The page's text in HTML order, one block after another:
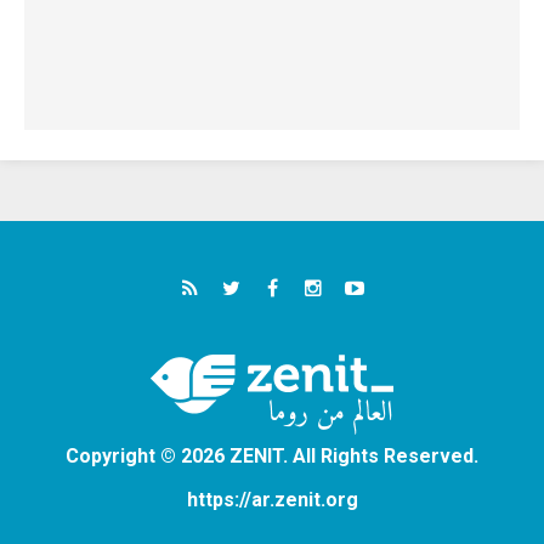
Copyright © 2026 ZENIT. All Rights Reserved.
https://ar.zenit.org